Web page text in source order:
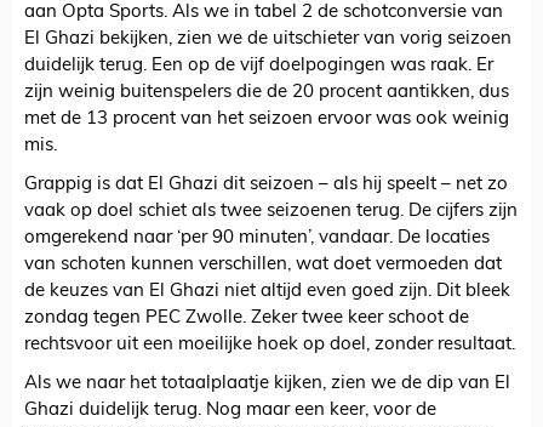
aan Opta Sports. Als we in tabel 2 de schotconversie van
El Ghazi bekijken, zien we de uitschieter van vorig seizoen
duidelijk terug. Een op de vijf doelpogingen was raak. Er
zijn weinig buitenspelers die de 20 procent aantikken, dus
met de 13 procent van het seizoen ervoor was ook weinig
mis.
Grappig is dat El Ghazi dit seizoen – als hij speelt – net zo
vaak op doel schiet als twee seizoenen terug. De cijfers zijn
omgerekend naar ‘per 90 minuten’, vandaar. De locaties
van schoten kunnen verschillen, wat doet vermoeden dat
de keuzes van El Ghazi niet altijd even goed zijn. Dit bleek
zondag tegen PEC Zwolle. Zeker twee keer schoot de
rechtsvoor uit een moeilijke hoek op doel, zonder resultaat.
Als we naar het totaalplaatje kijken, zien we de dip van El
Ghazi duidelijk terug. Nog maar een keer, voor de